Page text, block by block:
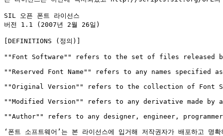
SIL 오픈 폰트 라이선스
버전 1.1 (2007년 2월 26일)
[DEFINITIONS (정의)]
""Font Software"" refers to the set of files released
""Reserved Font Name"" refers to any names
""Original Version"" refers to the collection of Font
""Modified Version"" refers to any derivative made
""Author"" refers to any designer, engineer,
‘폰트 소프트웨어’는 본 라이선스에 입거해 저작권자가 배포하고